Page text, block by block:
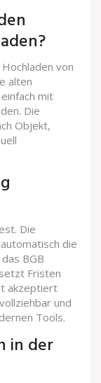
von
alten
mit
Die
Objekt,
Die
die
BGB
Fristen
akzeptiert
und
Tools.
in der